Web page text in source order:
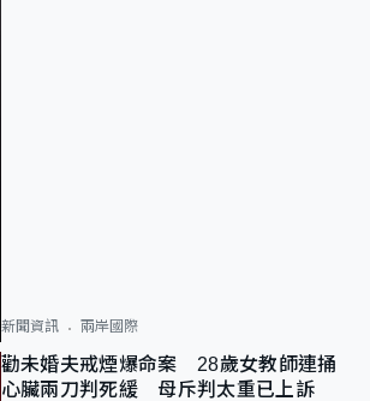
新聞資訊 兩岸國際
勸未婚夫戒煙爆命案 28歲女教師連捅
心臟兩刀判死緩 母斥判太重已上訴